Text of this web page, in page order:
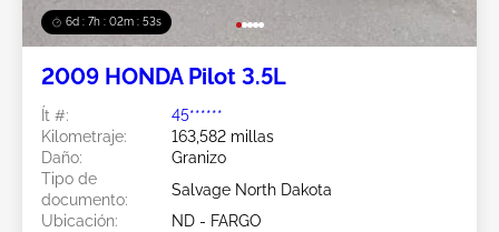
6d : 7h : 02m : 50s
2009 HONDA Pilot 3.5L
Ít #:
45******
Kilometraje:
163,582 millas
Daño:
Granizo
Tipo de
documento:
Salvage North Dakota
Ubicación:
ND - FARGO